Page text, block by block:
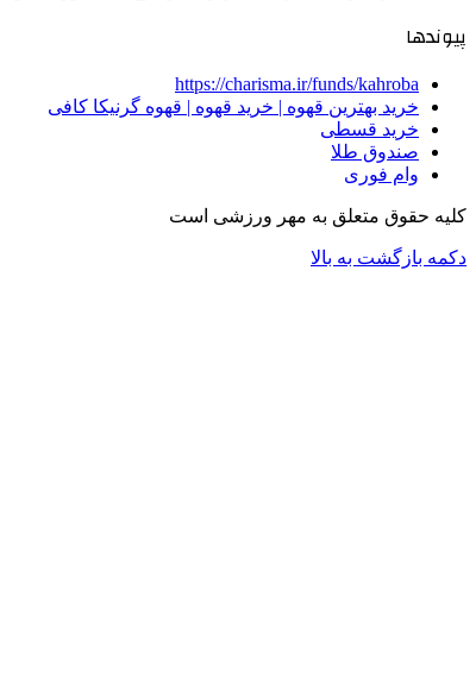
پیوندها
https://charisma.ir/funds/kahroba
خرید بهترین قهوه | خرید قهوه | قهوه گرنیکا کافی
خرید قسطی
صندوق طلا
وام فوری
کلیه حقوق متعلق به مهر ورزشی است
دکمه بازگشت به بالا